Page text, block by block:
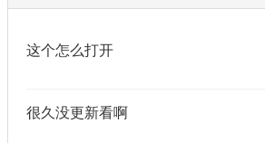
这个怎么打开
很久没更新看啊